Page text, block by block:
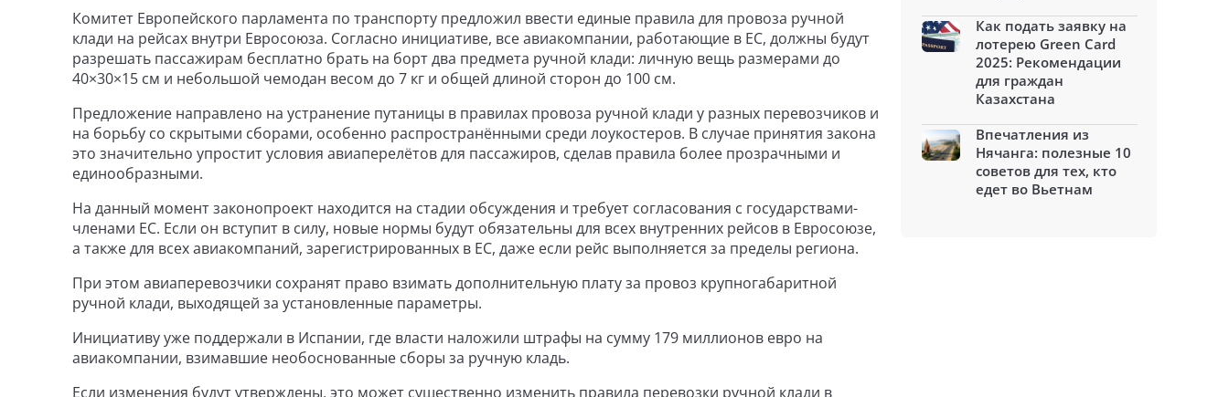
Комитет Европейского парламента по транспорту предложил ввести единые правила для провоза ручной
клади на рейсах внутри Евросоюза. Согласно инициативе, все авиакомпании, работающие в ЕС, должны будут
разрешать пассажирам бесплатно брать на борт два предмета ручной клади: личную вещь размерами до
40×30×15 см и небольшой чемодан весом до 7 кг и общей длиной сторон до 100 см.
Предложение направлено на устранение путаницы в правилах провоза ручной клади у разных перевозчиков и
на борьбу со скрытыми сборами, особенно распространёнными среди лоукостеров. В случае принятия закона
это значительно упростит условия авиаперелётов для пассажиров, сделав правила более прозрачными и
единообразными.
На данный момент законопроект находится на стадии обсуждения и требует согласования с государствами-
членами ЕС. Если он вступит в силу, новые нормы будут обязательны для всех внутренних рейсов в Евросоюзе,
а также для всех авиакомпаний, зарегистрированных в ЕС, даже если рейс выполняется за пределы региона.
При этом авиаперевозчики сохранят право взимать дополнительную плату за провоз крупногабаритной
ручной клади, выходящей за установленные параметры.
Инициативу уже поддержали в Испании, где власти наложили штрафы на сумму 179 миллионов евро на
авиакомпании, взимавшие необоснованные сборы за ручную кладь.
Если изменения будут утверждены, это может существенно изменить правила перевозки ручной клади в
Как подать заявку на
лотерею Green Card
2025: Рекомендации
для граждан
Казахстана
Впечатления из
Нячанга: полезные 10
советов для тех, кто
едет во Вьетнам